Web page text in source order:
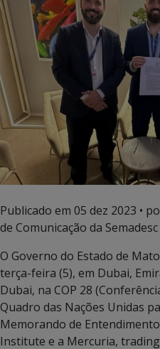
Publicado em 05 dez 2023 •
de Comunicação da Semadesc
O Governo do Estado de
terça-feira (5), em Dubai,
Dubai, na COP 28
Quadro das Nações Unidas
Memorando de
Institute e a Mercuria,